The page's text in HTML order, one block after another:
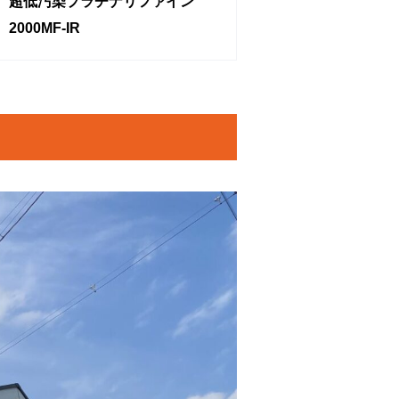
2000MF-IR